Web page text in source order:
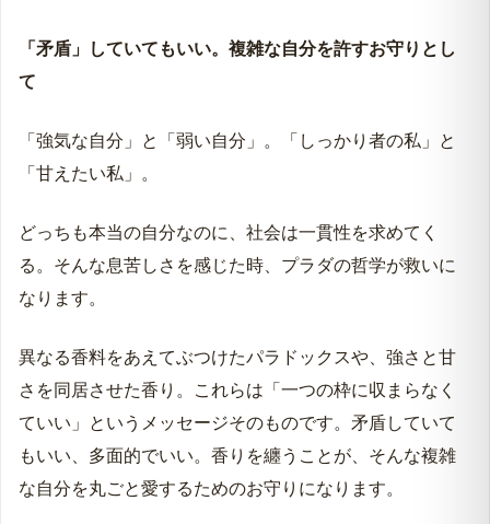
「矛盾」していてもいい。複雑な自分を許すお守りとし
て
「強気な自分」と「弱い自分」。「しっかり者の私」と
「甘えたい私」。
どっちも本当の自分なのに、社会は一貫性を求めてく
る。そんな息苦しさを感じた時、プラダの哲学が救いに
なります。
異なる香料をあえてぶつけたパラドックスや、強さと甘
さを同居させた香り。これらは「一つの枠に収まらなく
ていい」というメッセージそのものです。矛盾していて
もいい、多面的でいい。香りを纏うことが、そんな複雑
な自分を丸ごと愛するためのお守りになります。